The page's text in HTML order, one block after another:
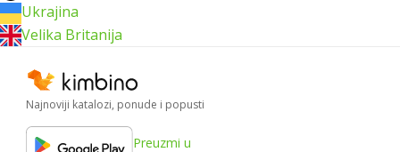
Ukrajina
Velika Britanija
Najnoviji katalozi, ponude i popusti
Preuzmi u